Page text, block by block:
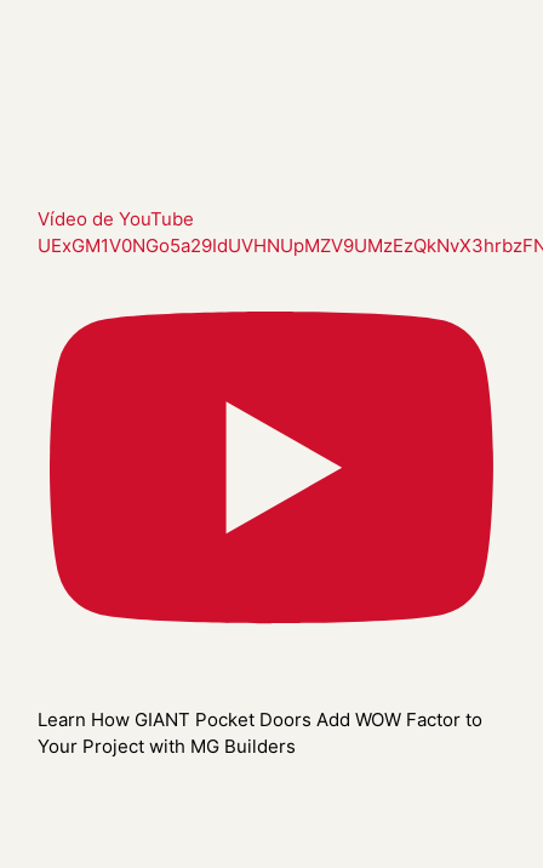
Vídeo de YouTube
Learn How GIANT Pocket Doors Add WOW Factor to
Your Project with MG Builders